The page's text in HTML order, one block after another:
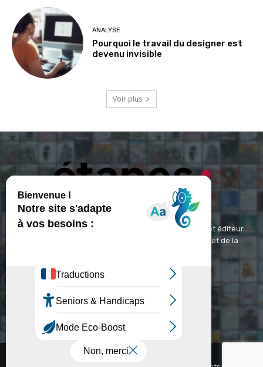
ANALYSE
Pourquoi le travail du designer est
devenu invisible
Voir plus
ETAPES : Magazine Média de référence depuis 1994 et éditeur
spécialisé dans les domaines du design, de l'image et de la
Contact : contact@etapes.com
© Copyright - Etapes : Magazine (1994-2026)